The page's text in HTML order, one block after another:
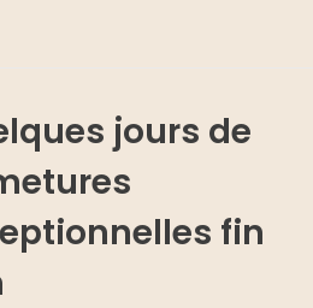
jours de
fin